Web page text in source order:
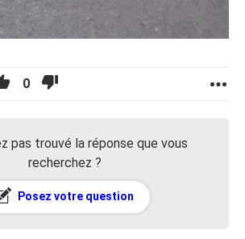
0
pas trouvé la réponse que vous
recherchez ?
Posez votre question